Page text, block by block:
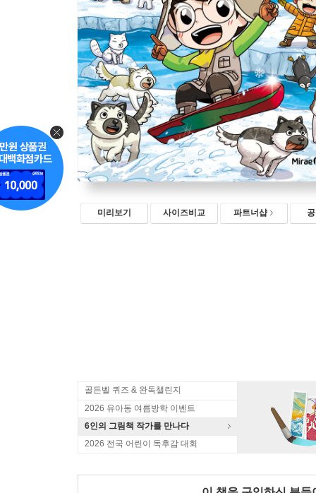
미리보기 사이즈비교 파트너샵
골든벨 퀴즈 & 완독챌린지
2026 유아동 여름방학 이벤트
6인의 그림책 작가를 만나다
2026 전국 어린이 독후감 대회